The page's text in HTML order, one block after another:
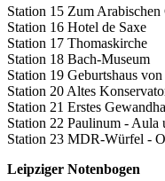
Station 15 Zum
Station 16 Hotel de Saxe
Station 17 Thomaskirche
Station 18 Bach-Museum
Station 19 Geburtshaus
Station 20 Altes
Station 21 Erstes
Station 22 Paulinum - Aula
Station 23 MDR-Würfel -
Leipziger Notenbogen